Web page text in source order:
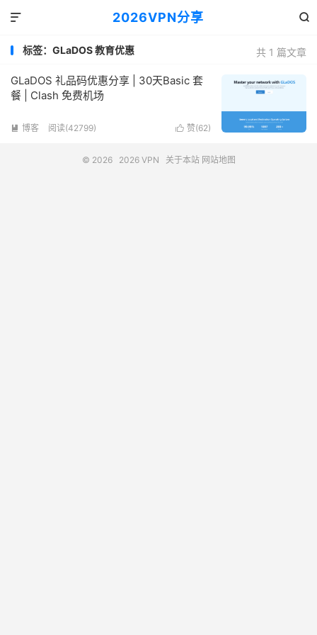
2026VPN分享 

共 1 篇文章
标签：GLaDOS 教育优惠
GLaDOS 礼品码优惠分享 | 30天Basic 套
餐 | Clash 免费机场
 赞(62)
 博客 阅读(42799)
© 2026 2026 VPN 关于本站 网站地图